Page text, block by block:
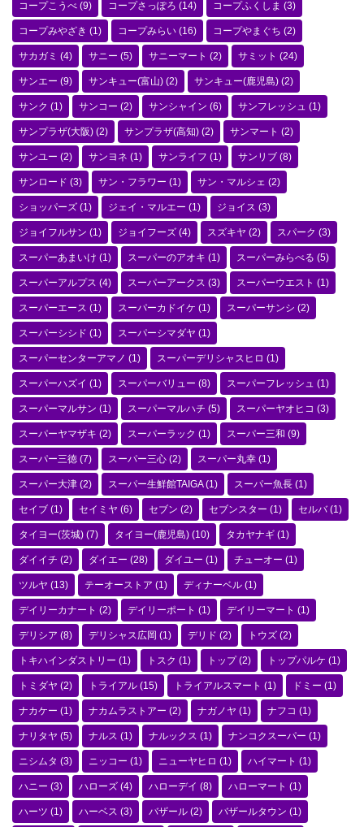
コープこうべ (9) コープさっぽろ (14) コープふくしま (3)
コープみやざき (1) コープみらい (16) コープやまぐち (2)
サカガミ (4) サニー (5) サニーマート (2) サミット (24)
サンエー (9) サンキュー(富山) (2) サンキュー(鹿児島) (2)
サンク (1) サンコー (2) サンシャイン (6) サンフレッシュ (1)
サンプラザ(大阪) (2) サンプラザ(高知) (2) サンマート (2)
サンユー (2) サンヨネ (1) サンライフ (1) サンリブ (8)
サンロード (3) サン・フラワー (1) サン・マルシェ (2)
ショッパーズ (1) ジェイ・マルエー (1) ジョイス (3)
ジョイフルサン (1) ジョイフーズ (4) スズキヤ (2) スパーク (3)
スーパーあまいけ (1) スーパーのアオキ (1) スーパーみらべる (5)
スーパーアルプス (4) スーパーアークス (3) スーパーウエスト (1)
スーパーエース (1) スーパーカドイケ (1) スーパーサンシ (2)
スーパーシシド (1) スーパーシマダヤ (1)
スーパーセンターアマノ (1) スーパーデリシャスヒロ (1)
スーパーハズイ (1) スーパーバリュー (8) スーパーフレッシュ (1)
スーパーマルサン (1) スーパーマルハチ (5) スーパーヤオヒコ (3)
スーパーヤマザキ (2) スーパーラック (1) スーパー三和 (9)
スーパー三徳 (7) スーパー三心 (2) スーパー丸幸 (1)
スーパー大津 (2) スーパー生鮮館TAIGA(1) スーパー魚長 (1)
セイブ (1) セイミヤ (6) セブン (2) セブンスター (1) セルバ(1)
タイヨー(茨城) (7) タイヨー(鹿児島) (10) タカヤナギ (1)
ダイイチ (2) ダイエー (28) ダイユー (1) チューオー (1)
ツルヤ (13) テーオーストア (1) ディナーベル (1)
デイリーカナート (2) デイリーポート (1) デイリーマート (1)
デリシア (8) デリシャス広岡 (1) デリド (2) トウズ (2)
トキハインダストリー (1) トスク (1) トップ(2) トップパルケ (1)
トミダヤ (2) トライアル (15) トライアルスマート (1) ドミー (1)
ナカケー (1) ナカムラストアー (2) ナガノヤ (1) ナフコ (1)
ナリタヤ (5) ナルス (1) ナルックス (1) ナンコクスーパー (1)
ニシムタ (3) ニッコー (1) ニューヤヒロ (1) ハイマート (1)
ハニー (3) ハローズ (4) ハローデイ (8) ハローマート (1)
ハーツ (1) ハーベス (3) バザール (2) バザールタウン (1)